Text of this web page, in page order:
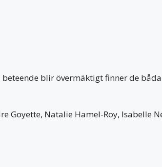
blir övermäktigt finner de
Goyette, Natalie Hamel-Roy, Isabelle